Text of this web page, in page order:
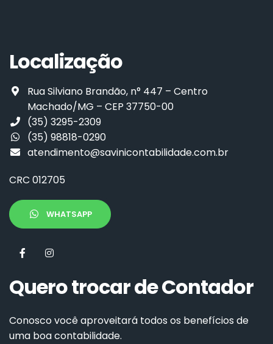
Localização
Rua Silviano Brandão, n° 447 – Centro
Machado/MG – CEP 37750-00
(35) 3295-2309
(35) 98818-0290
atendimento@savinicontabilidade.com.br
CRC 012705
WHATSAPP
Quero trocar de Contador
Conosco você aproveitará todos os benefícios de
uma boa contabilidade.